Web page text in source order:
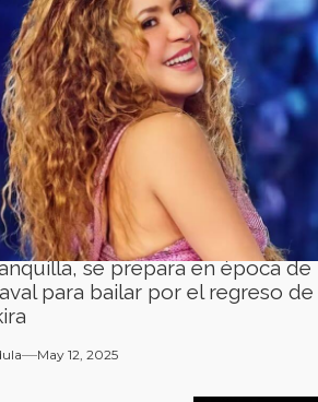
se prepara en época de
para bailar por el regreso de
May 12, 2025